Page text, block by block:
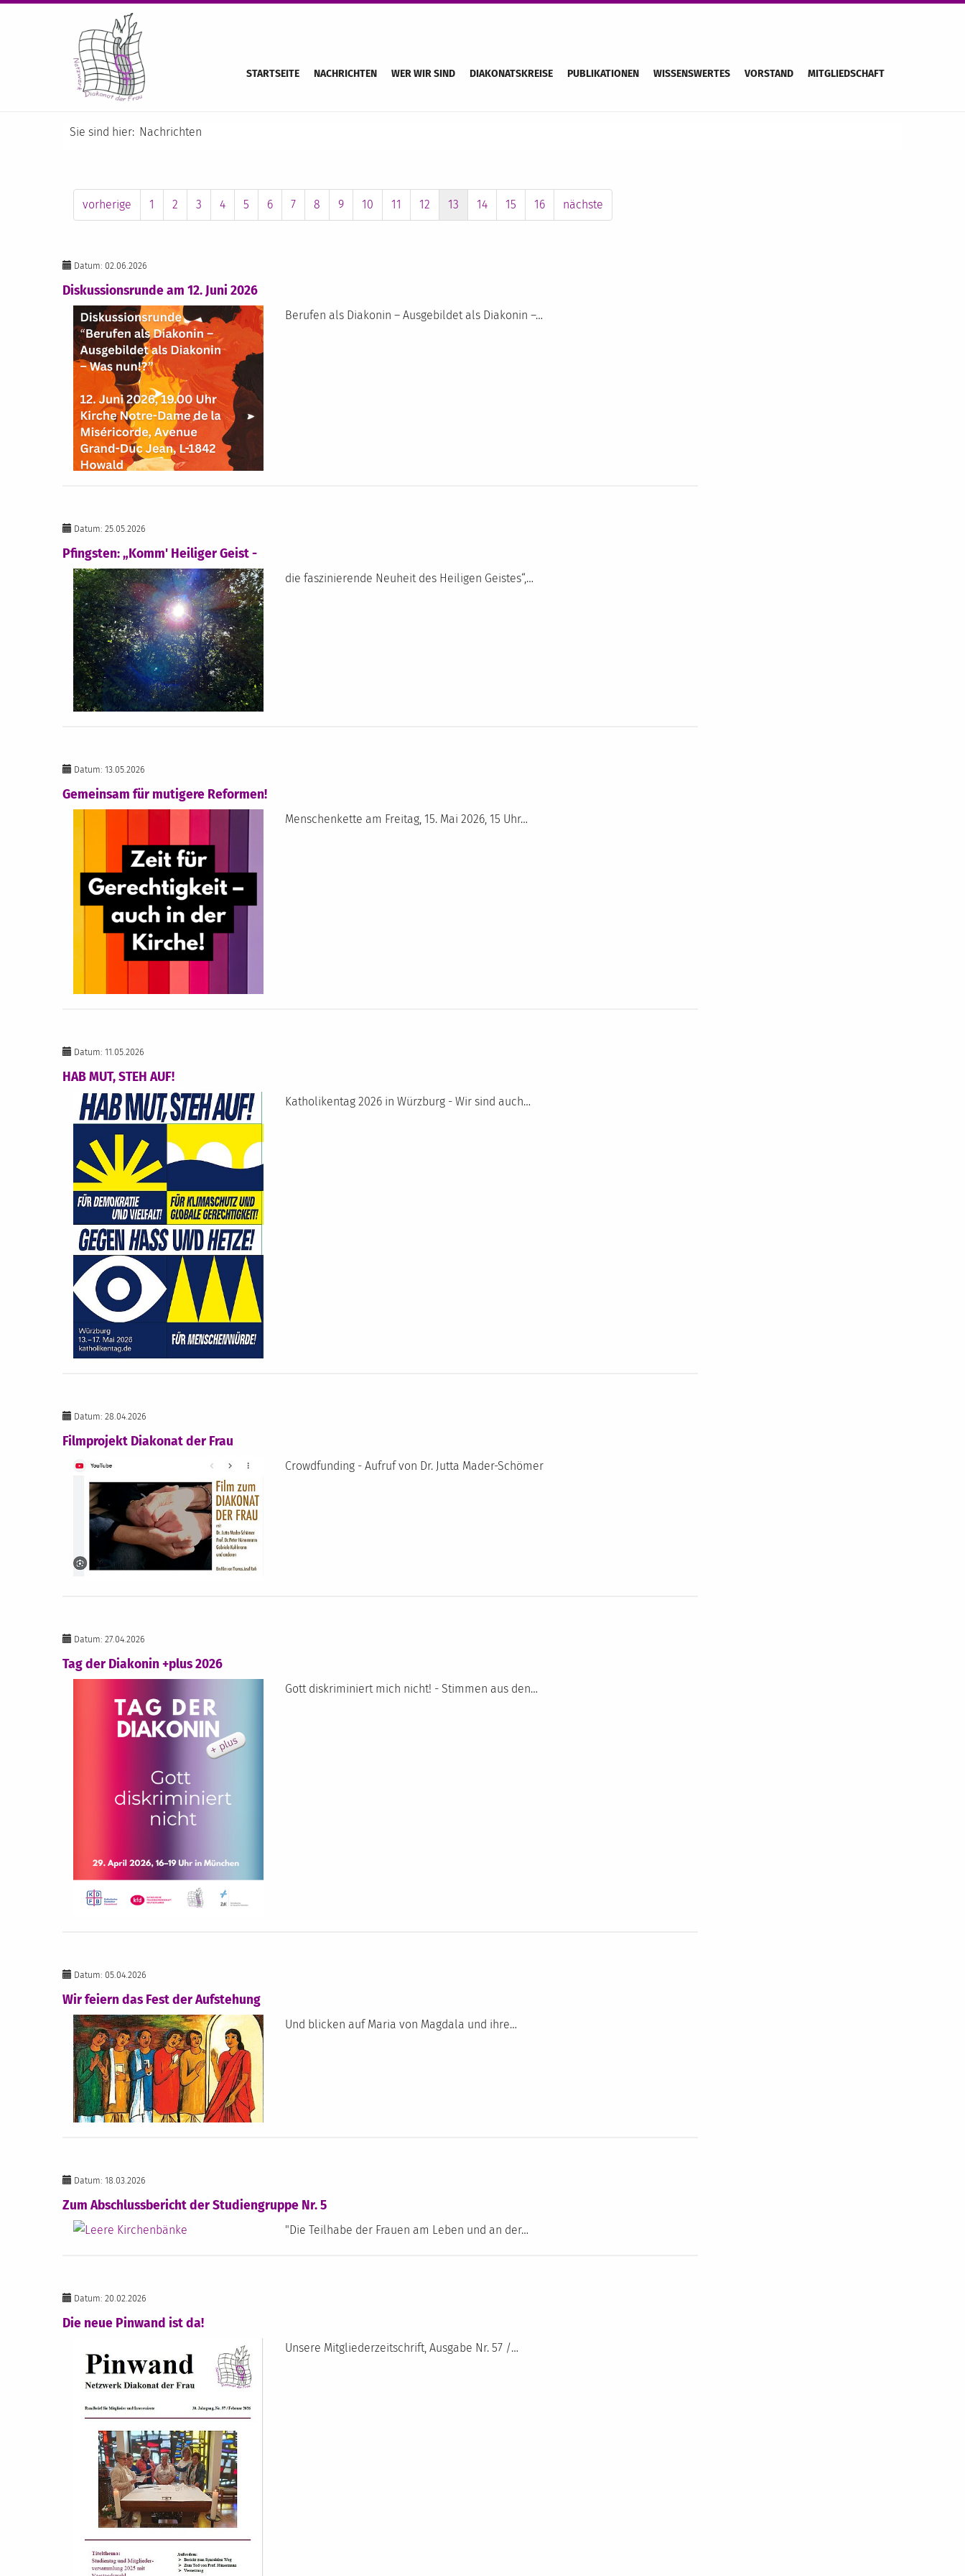
STARTSEITE NACHRICHTEN WER WIR SIND DIAKONATSKREISE PUBLIKATIONEN WISSENSWERTES VORSTAND MITGLIEDSCHAFT
Sie sind hier: Nachrichten
vorherige 1 2 3 4 5 6 7 8 9 10 11 12 13 14 15 16 nächste
Datum: 02.06.2026
Diskussionsrunde am 12. Juni 2026
Berufen als Diakonin – Ausgebildet als Diakonin –…
Datum: 25.05.2026
Pfingsten: „Komm' Heiliger Geist -
die faszinierende Neuheit des Heiligen Geistes“,…
Datum: 13.05.2026
Gemeinsam für mutigere Reformen!
Menschenkette am Freitag, 15. Mai 2026, 15 Uhr…
Datum: 11.05.2026
HAB MUT, STEH AUF!
Katholikentag 2026 in Würzburg - Wir sind auch…
Datum: 28.04.2026
Filmprojekt Diakonat der Frau
Crowdfunding - Aufruf von Dr. Jutta Mader-Schömer
Datum: 27.04.2026
Tag der Diakonin +plus 2026
Gott diskriminiert mich nicht! - Stimmen aus den…
Datum: 05.04.2026
Wir feiern das Fest der Aufstehung
Und blicken auf Maria von Magdala und ihre…
Datum: 18.03.2026
Zum Abschlussbericht der Studiengruppe Nr. 5
"Die Teilhabe der Frauen am Leben und an der…
Datum: 20.02.2026
Die neue Pinwand ist da!
Unsere Mitgliederzeitschrift, Ausgabe Nr. 57 /…